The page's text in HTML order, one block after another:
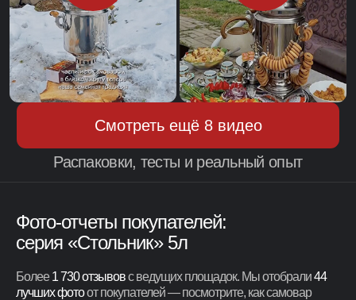
Фото-отчеты покупателей:
серия «Стольник» 5л
Более1 730 отзывовс ведущих площадок. Мы отобрали44
лучших фотоот покупателей — посмотрите, как самовар
Почта
Телефон для связи
UfaSamovar@yandex.ru
+7 (917) 488-89-89
Если остались вопросы
свяжитесь с нами
База знаний: всё о самоварах от
мастеров с 20-летним стажем